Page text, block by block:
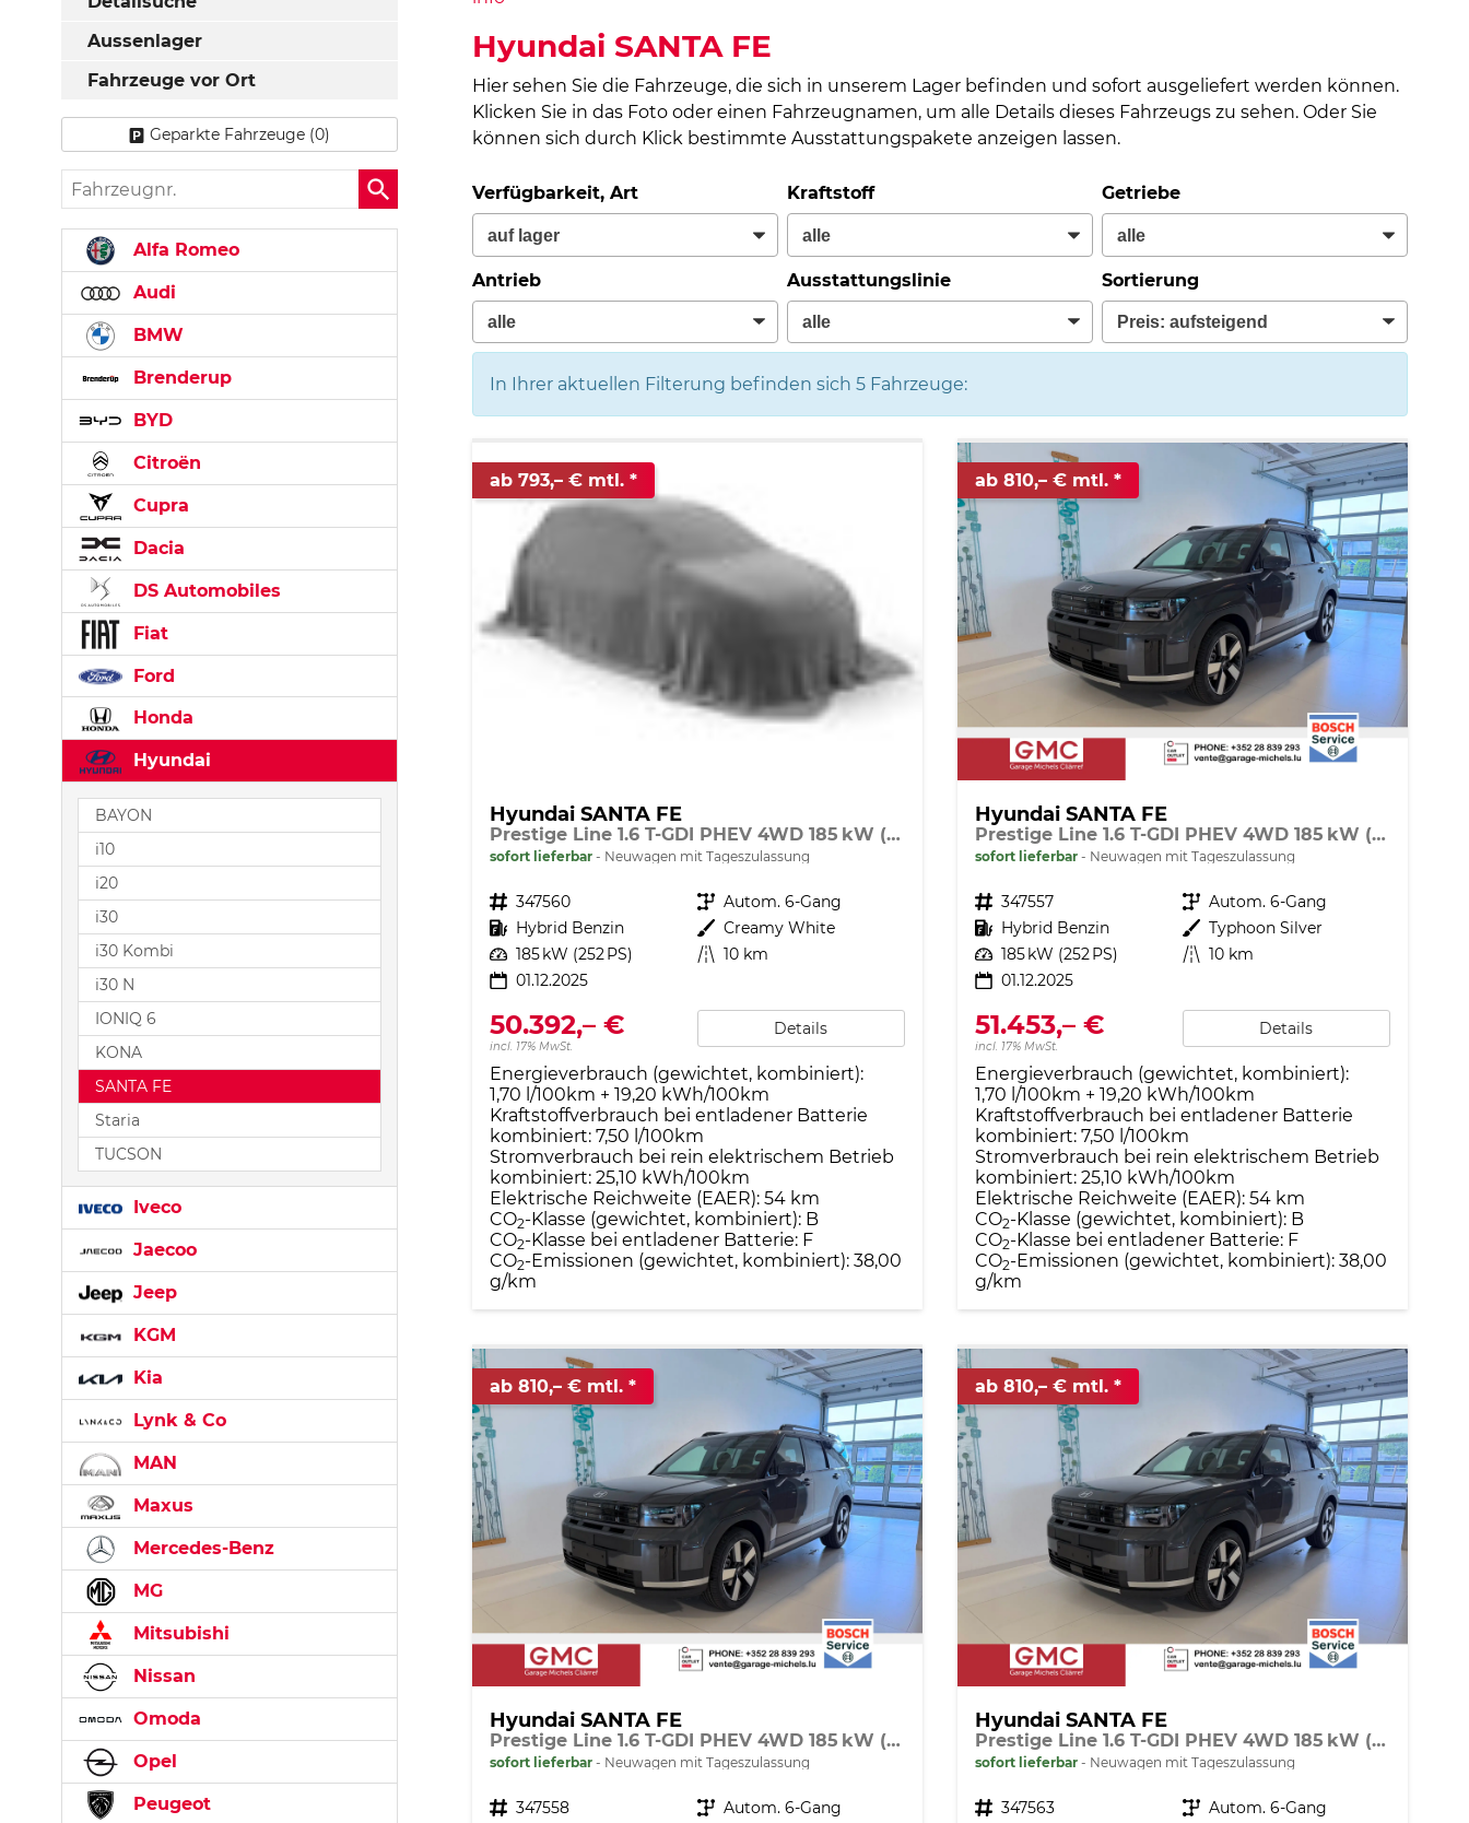
Hyundai SANTA FE
Hier sehen Sie die Fahrzeuge, die sich in unserem Lager befinden und sofort ausgeliefert werden können.
Klicken Sie in das Foto oder einen Fahrzeugnamen, um alle Details dieses Fahrzeugs zu sehen. Oder Sie
können sich durch Klick bestimmte Ausstattungspakete anzeigen lassen.
Verfügbarkeit, Art Kraftstoff Getriebe
Antrieb Ausstattungslinie Sortierung
In Ihrer aktuellen Filterung befinden sich 5Fahrzeuge:
ab 793,– € mtl.
Hyundai SANTA FE
Prestige Line 1.6 T-GDI PHEV 4WD 185 kW (252 PS) Navigationssystem, 360 Grad Übersichtskamera, Sitzheizung, Lenkradheizung, SmartKey, Sitzbelüftung, Head-up Display, LED-Scheinwerfer, 20 Zoll Leichtmetallfelgen, uvm.
sofort lieferbar Neuwagen mit Tageszulassung
Fahrzeugnr. 347560 Getriebe Autom. 6-Gang
Kraftstoff Hybrid Benzin Außenfarbe Creamy White
Leistung 185 kW (252 PS) Kilometerstand 10 km
01.12.2025
50.392,– €
incl. 17% MwSt.
Details
Energieverbrauch (gewichtet, kombiniert):
1,70 l/100km + 19,20 kWh/100km
Kraftstoffverbrauch bei entladener Batterie
kombiniert: 7,50 l/100km
Stromverbrauch bei rein elektrischem Betrieb
kombiniert: 25,10 kWh/100km
Elektrische Reichweite (EAER): 54 km
CO2-Klasse (gewichtet, kombiniert): B
CO2-Klasse bei entladener Batterie: F
CO2-Emissionen (gewichtet, kombiniert): 38,00
g/km
ab 810,– € mtl.
Hyundai SANTA FE
Prestige Line 1.6 T-GDI PHEV 4WD 185 kW (252 PS) Premium Sound Paket, Navigationssystem, 360 Grad Übersichtskamera, Sitzheizung, Lenkradheizung, SmartKey, Sitzbelüftung, Head-up Display, LED-Scheinwerfer, 20 Zoll Leichtmetallfelgen, uvm.
sofort lieferbar Neuwagen mit Tageszulassung
Fahrzeugnr. 347557 Getriebe Autom. 6-Gang
Kraftstoff Hybrid Benzin Außenfarbe Typhoon Silver
Leistung 185 kW (252 PS) Kilometerstand 10 km
01.12.2025
51.453,– €
incl. 17% MwSt.
Details
Energieverbrauch (gewichtet, kombiniert):
1,70 l/100km + 19,20 kWh/100km
Kraftstoffverbrauch bei entladener Batterie
kombiniert: 7,50 l/100km
Stromverbrauch bei rein elektrischem Betrieb
kombiniert: 25,10 kWh/100km
Elektrische Reichweite (EAER): 54 km
CO2-Klasse (gewichtet, kombiniert): B
CO2-Klasse bei entladener Batterie: F
CO2-Emissionen (gewichtet, kombiniert): 38,00
g/km
ab 810,– € mtl.
Hyundai SANTA FE
Prestige Line 1.6 T-GDI PHEV 4WD 185 kW (252 PS) Premium Sound Paket, Navigationssystem, 360 Grad Übersichtskamera, Sitzheizung, Lenkradheizung, SmartKey, Sitzbelüftung, Head-up Display, LED-Scheinwerfer, 20 Zoll Leichtmetallfelgen, uvm.
sofort lieferbar Neuwagen mit Tageszulassung
Fahrzeugnr. 347558 Getriebe Autom. 6-Gang
ab 810,– € mtl.
Hyundai SANTA FE
Prestige Line 1.6 T-GDI PHEV 4WD 185 kW (252 PS) Premium Sound Paket, Dachreling, Navigationssystem, 360 Grad Übersichtskamera, Sitzheizung, Lenkradheizung, SmartKey, Sitzbelüftung, Head-up Display, LED-Scheinwerfer, 20 Zoll Leichtmetallfelgen, uvm.
sofort lieferbar Neuwagen mit Tageszulassung
Fahrzeugnr. 347563 Getriebe Autom. 6-Gang
Aussenlager
Fahrzeuge vor Ort
Geparkte Fahrzeuge (0)
Fahrzeugnr.
Alfa Romeo
Audi
BMW
Brenderup
BYD
Citroën
Cupra
Dacia
DS Automobiles
Fiat
Ford
Honda
Hyundai
BAYON
i10
i20
i30
i30 Kombi
i30 N
IONIQ 6
KONA
SANTA FE
Staria
TUCSON
Iveco
Jaecoo
Jeep
KGM
Kia
Lynk & Co
MAN
Maxus
Mercedes-Benz
MG
Mitsubishi
Nissan
Omoda
Opel
Peugeot